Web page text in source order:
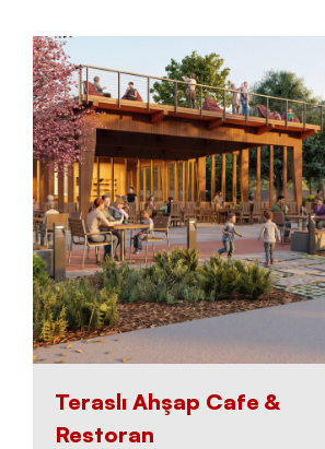
Teraslı Ahşap Cafe &
Restoran